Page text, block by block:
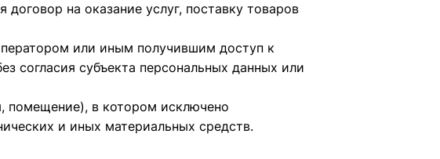
на оказание услуг, поставку товаров
или иным получившим доступ к
согласия субъекта персональных данных или
помещение), в котором исключено
и иных материальных средств.